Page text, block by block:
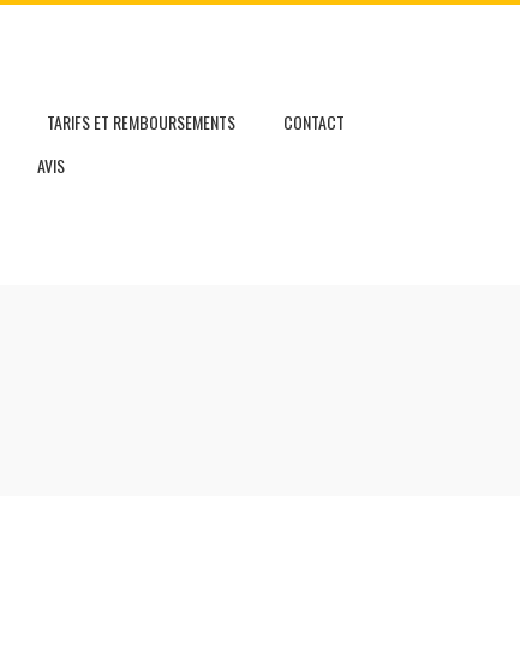
TARIFS ET REMBOURSEMENTS
CONTACT
AVIS